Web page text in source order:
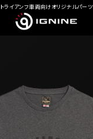
トライアンフ車両向けオリジナルパーツ